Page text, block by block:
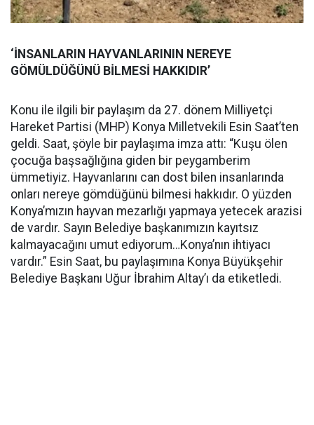
‘İNSANLARIN HAYVANLARININ NEREYE
GÖMÜLDÜĞÜNÜ BİLMESİ HAKKIDIR’
Konu ile ilgili bir paylaşım da 27. dönem Milliyetçi
Hareket Partisi (MHP) Konya Milletvekili Esin Saat’ten
geldi. Saat, şöyle bir paylaşıma imza attı: “Kuşu ölen
çocuğa başsağlığına giden bir peygamberim
ümmetiyiz. Hayvanlarını can dost bilen insanlarında
onları nereye gömdüğünü bilmesi hakkıdır. O yüzden
Konya’mızın hayvan mezarlığı yapmaya yetecek arazisi
de vardır. Sayın Belediye başkanımızın kayıtsız
kalmayacağını umut ediyorum…Konya’nın ihtiyacı
vardır.” Esin Saat, bu paylaşımına Konya Büyükşehir
Belediye Başkanı Uğur İbrahim Altay’ı da etiketledi.